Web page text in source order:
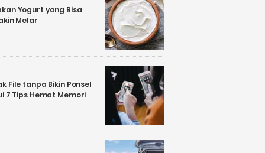
Yogurt yang Bisa
Melar
File tanpa Bikin Ponsel
7 Tips Hemat Memori